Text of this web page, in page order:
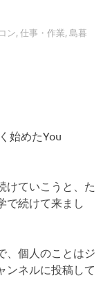
ン,仕事・作業,島暮
始めたYou
けていこうと、た
で続けて来まし
、個人のことはジ
ンネルに投稿して